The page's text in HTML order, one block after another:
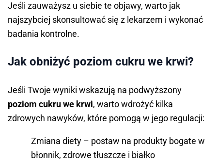
Jeśli zauważysz u siebie te objawy, warto jak
najszybciej skonsultować się z lekarzem i wykonać
badania kontrolne.
Jak obniżyć poziom cukru we krwi?
Jeśli Twoje wyniki wskazują na podwyższony
poziom cukru we krwi, warto wdrożyć kilka
zdrowych nawyków, które pomogą w jego regulacji:
Zmiana diety – postaw na produkty bogate w
błonnik, zdrowe tłuszcze i białko